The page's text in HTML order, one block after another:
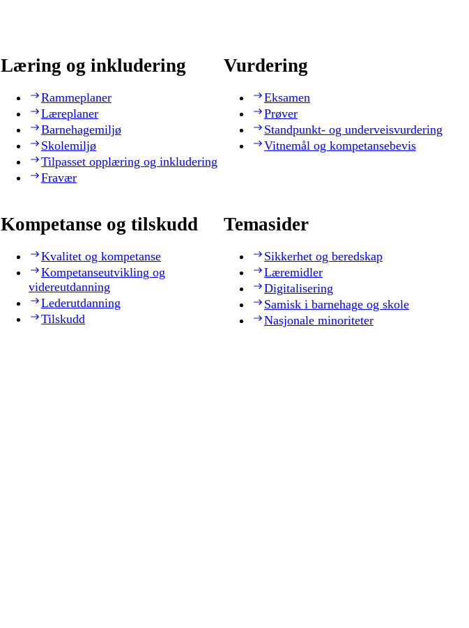
Læring og inkludering
Rammeplaner
Læreplaner
Barnehagemiljø
Skolemiljø
Tilpasset opplæring og inkludering
Fravær
Vurdering
Eksamen
Prøver
Standpunkt- og underveisvurdering
Vitnemål og kompetansebevis
Kompetanse og tilskudd
Kvalitet og kompetanse
Kompetanseutvikling og
videreutdanning
Lederutdanning
Tilskudd
Temasider
Sikkerhet og beredskap
Læremidler
Digitalisering
Samisk i barnehage og skole
Nasjonale minoriteter